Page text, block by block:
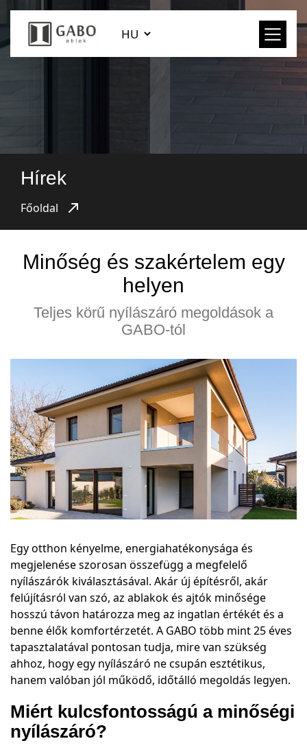
Hírek
Főoldal
Minőség és szakértelem egy
helyen
Teljes körű nyílászáró megoldások a
GABO-tól
Egy otthon kényelme, energiahatékonysága és
megjelenése szorosan összefügg a megfelelő
nyílászárók kiválasztásával. Akár új építésről, akár
felújításról van szó, az ablakok és ajtók minősége
hosszú távon határozza meg az ingatlan értékét és a
benne élők komfortérzetét. A GABO több mint 25 éves
tapasztalatával pontosan tudja, mire van szükség
ahhoz, hogy egy nyílászáró ne csupán esztétikus,
hanem valóban jól működő, időtálló megoldás legyen.
Miért kulcsfontosságú a minőségi
nyílászáró?